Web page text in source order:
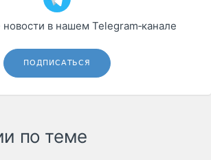
новости в нашем Telegram‑канале
ПОДПИСАТЬСЯ
по теме